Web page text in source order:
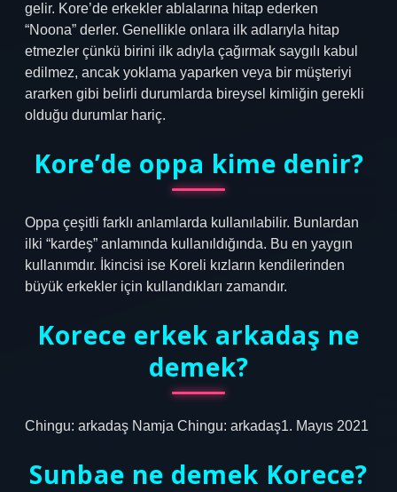
gelir. Kore’de erkekler ablalarına hitap ederken
“Noona” derler. Genellikle onlara ilk adlarıyla hitap
etmezler çünkü birini ilk adıyla çağırmak saygılı kabul
edilmez, ancak yoklama yaparken veya bir müşteriyi
ararken gibi belirli durumlarda bireysel kimliğin gerekli
olduğu durumlar hariç.
Kore’de oppa kime denir?
Oppa çeşitli farklı anlamlarda kullanılabilir. Bunlardan
ilki “kardeş” anlamında kullanıldığında. Bu en yaygın
kullanımdır. İkincisi ise Koreli kızların kendilerinden
büyük erkekler için kullandıkları zamandır.
Korece erkek arkadaş ne
demek?
Chingu: arkadaş Namja Chingu: arkadaş1. Mayıs 2021
Sunbae ne demek Korece?